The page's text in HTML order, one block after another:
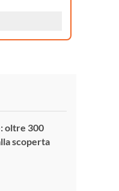
oltre 300
scoperta